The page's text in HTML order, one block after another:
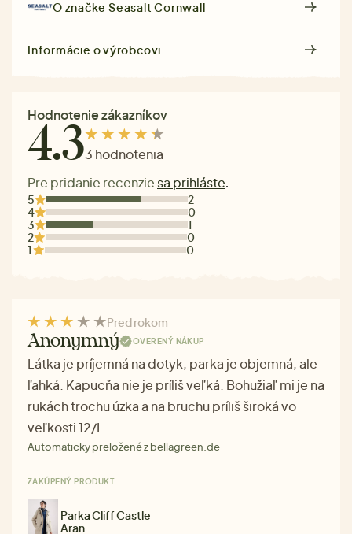
O značkeSeasalt Cornwall
Informácie o výrobcovi
Hodnotenie zákazníkov
4.33 hodnotenia
Pre pridanie recenzie sa prihláste.
5
2
4
0
3
1
2
0
1
0
Pred rokom
Anonymný OVERENÝ NÁKUP
Látka je príjemná na dotyk, parka je objemná, ale
ľahká. Kapucňa nie je príliš veľká. Bohužiaľ mi je na
rukách trochu úzka a na bruchu príliš široká vo
veľkosti 12/L.
Automaticky preložené z bellagreen.de
ZAKÚPENÝ PRODUKT
Parka Cliff Castle
Aran